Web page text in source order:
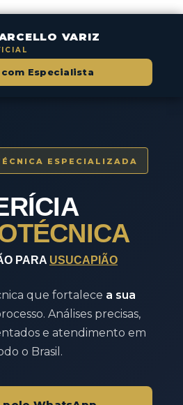
VARIZ
com Especialista
ESPECIALIZADA
PARA USUCAPIÃO
que fortalece a sua
Análises precisas,
e atendimento em
o Brasil.